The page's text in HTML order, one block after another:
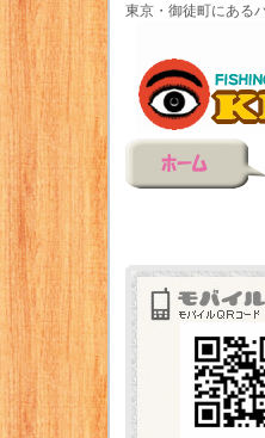
東京・御徒町にある